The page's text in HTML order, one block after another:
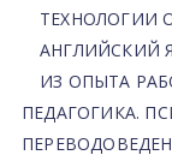
ТЕХНОЛОГИИ
АНГЛИЙСКИЙ
ИЗ ОПЫТА
ПЕДАГОГИКА.